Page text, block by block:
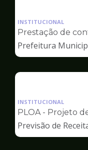
INSTITUCIONAL
Prestação de
Prefeitura
INSTITUCIONAL
PLOA - Projeto
Previsão de